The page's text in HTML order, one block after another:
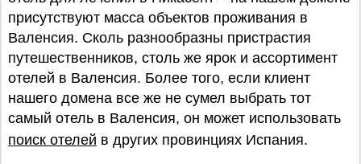
присутствуют масса объектов проживания в
Валенсия. Сколь разнообразны пристрастия
путешественников, столь же ярок и ассортимент
отелей в Валенсия. Более того, если клиент
нашего домена все же не сумел выбрать тот
самый отель в Валенсия, он может использовать
поиск отелей в других провинциях Испания.